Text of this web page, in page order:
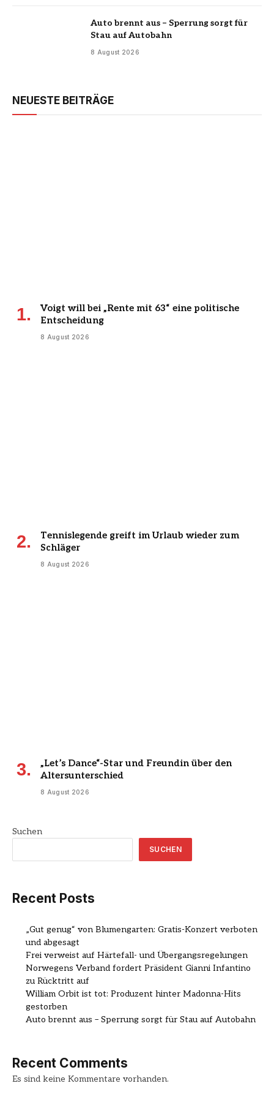
Auto brennt aus – Sperrung sorgt für
Stau auf Autobahn
8 August 2026
NEUESTE BEITRÄGE
Voigt will bei „Rente mit 63“ eine politische
Entscheidung
8 August 2026
Tennislegende greift im Urlaub wieder zum
Schläger
8 August 2026
„Let’s Dance“-Star und Freundin über den
Altersunterschied
8 August 2026
Suchen
SUCHEN
Recent Posts
„Gut genug“ von Blumengarten: Gratis-Konzert verboten
und abgesagt
Frei verweist auf Härtefall- und Übergangsregelungen
Norwegens Verband fordert Präsident Gianni Infantino
zu Rücktritt auf
William Orbit ist tot: Produzent hinter Madonna-Hits
gestorben
Auto brennt aus – Sperrung sorgt für Stau auf Autobahn
Recent Comments
Es sind keine Kommentare vorhanden.